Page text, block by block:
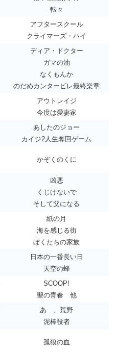
転々
アフタースクール
クライマーズ・ハイ
ディア・ドクター
ガマの油
なくもんか
のだめカンタービレ最終楽章
アウトレイジ
今度は愛妻家
あしたのジョー
カイジ2人生奪回ゲーム
かぞくのくに
凶悪
くじけないで
そして父になる
紙の月
海を感じる街
ぼくたちの家族
日本の一番長い日
天空の蜂
SCOOP!
聖の青春 他
あゝ、荒野
泥棒役者
孤狼の血